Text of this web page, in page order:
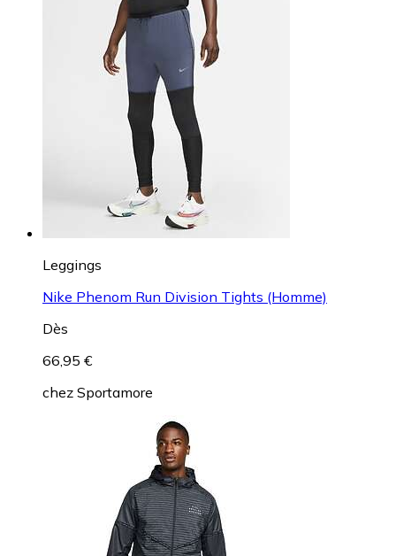
Leggings
Nike Phenom Run Division Tights (Homme)
Dès
66,95 €
chez Sportamore